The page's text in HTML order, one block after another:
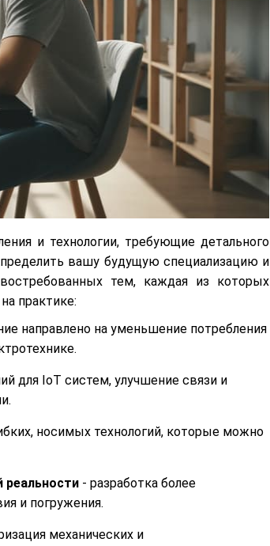
и технологии, требующие детального
вашу будущую специализацию и
тем, каждая из которых
практике:
направлено на уменьшение потребления
для IoT систем, улучшение связи и
носимых технологий, которые можно
реальности - разработка более
и погружения.
механических и